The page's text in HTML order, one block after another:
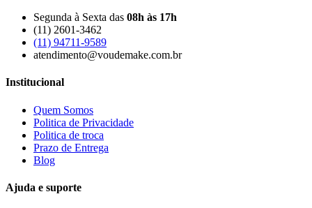
Segunda à Sexta das 08h às 17h
(11) 2601-3462
(11) 94711-9589
atendimento@voudemake.com.br
Institucional
Quem Somos
Politica de Privacidade
Politica de troca
Prazo de Entrega
Blog
Ajuda e suporte